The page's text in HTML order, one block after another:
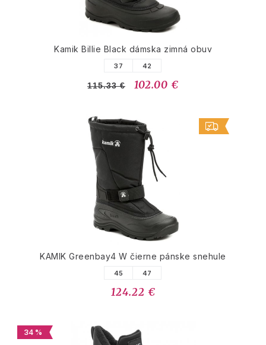
Kamik Billie Black dámska zimná obuv
37 42
115.33 € 102.00 €
KAMIK Greenbay4 W čierne pánske snehule
45 47
124.22 €
34 %